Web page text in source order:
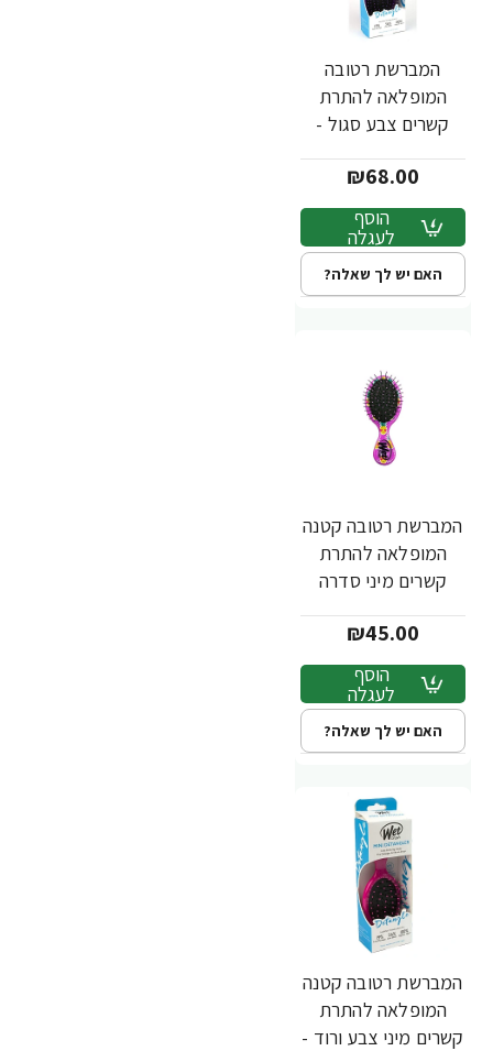
המברשת רטובה
המופלאה להתרת
קשרים צבע סגול -
₪68.00
הוסף
לעגלה
האם יש לך שאלה?
המברשת רטובה קטנה
המופלאה להתרת
קשרים מיני סדרה
סגול - מבית Wet
Brush
₪45.00
הוסף
לעגלה
האם יש לך שאלה?
המברשת רטובה קטנה
המופלאה להתרת
קשרים מיני צבע ורוד -